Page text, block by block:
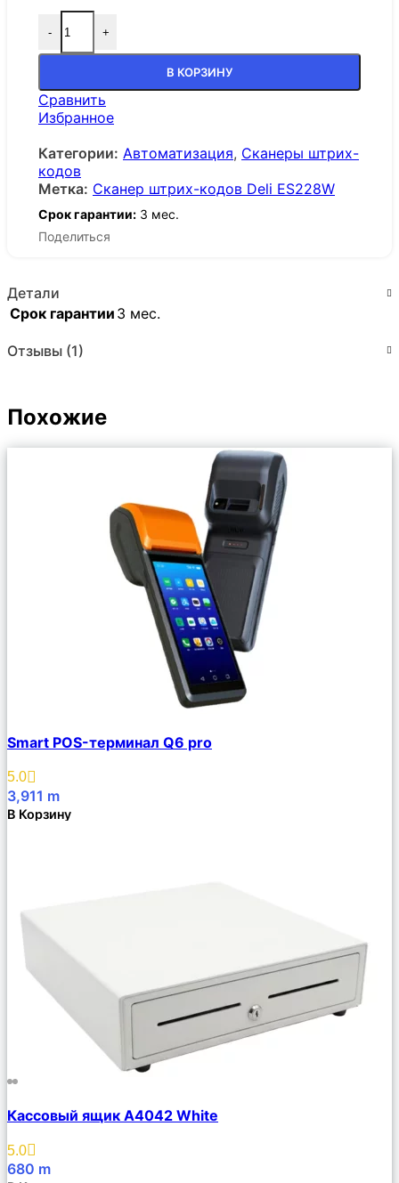
- +
В КОРЗИНУ
Сравнить
Избранное
Категории: Автоматизация, Сканеры штрих-
кодов
Метка: Сканер штрих-кодов Deli ES228W
Срок гарантии: 3 мес.
Поделиться
Детали
Срок гарантии 3 мес.
Отзывы (1)
Похожие
Описание
Избранное
Smart POS-терминал Q6 pro
5.0
3,911 m
В Корзину
Описание
Избранное
Кассовый ящик A4042 White
5.0
680 m